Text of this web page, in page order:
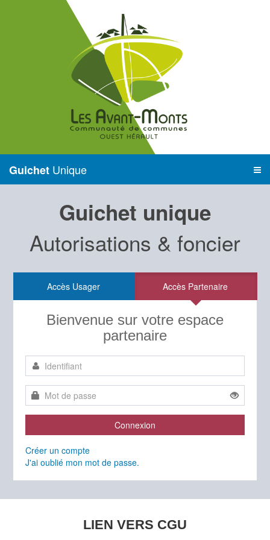
Guichet Unique
Guichet unique
Autorisations & foncier
Accès Usager Accès Partenaire
Bienvenue sur votre espace
partenaire
Connexion
Créer un compte
J'ai oublié mon mot de passe.
LIEN VERS CGU